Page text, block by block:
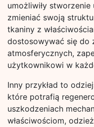
umożliwiły
zmieniać swoją
tkaniny z
dostosowywać się do
atmosferycznych,
użytkownikowi w
Inny przykład to
które potrafią
uszkodzeniach
właściwościom,